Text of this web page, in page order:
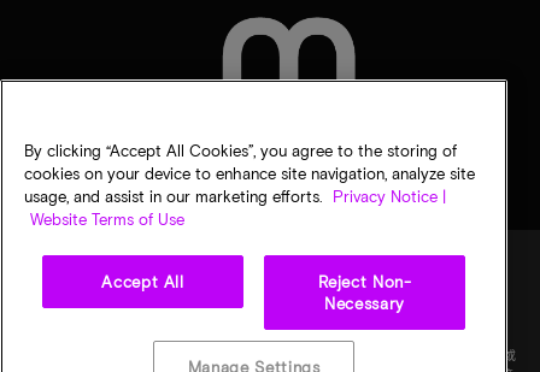
Micron Technology Inc.（美光科技股份有限公司）保留所有权利。信息、产品和/或
By clicking “Accept All Cookies”, you agree to the storing of
cookies on your device to enhance site navigation, analyze site
usage, and assist in our marketing efforts.
Privacy Notice |
Website Terms of Use
Accept All
Reject Non-
Necessary
Manage Settings